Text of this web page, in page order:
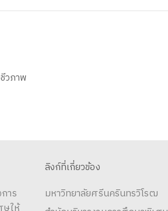
วภาพ
าร
ลิงก์ที่เกี่ยวข้อง
มหาวิทยาลัยศรีนครินทรวิโรฒ